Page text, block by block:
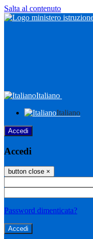
Salta al contenuto
Italiano
Italiano
Accedi
Accedi
button close ×
Password dimenticata?